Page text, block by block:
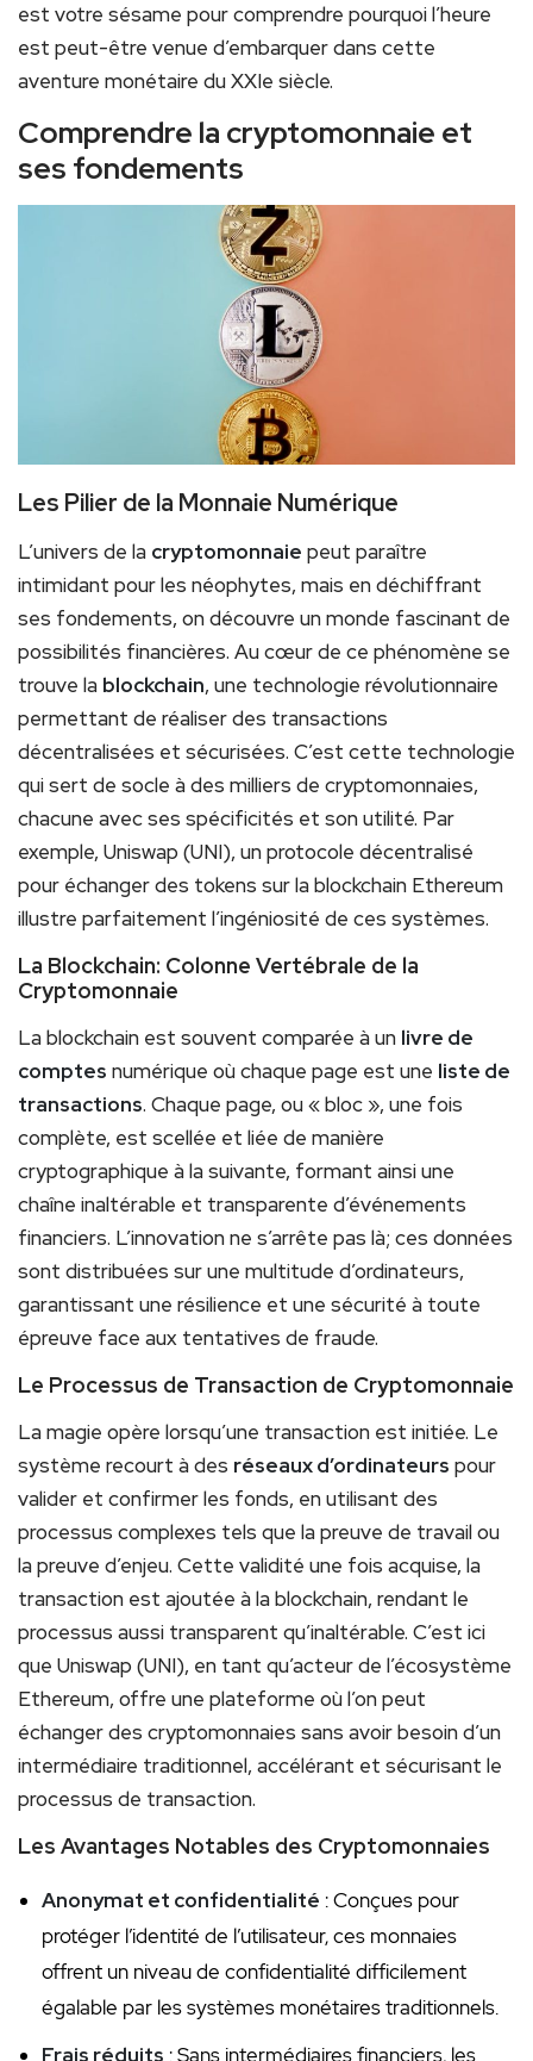
est votre sésame pour comprendre pourquoi l’heure
est peut-être venue d’embarquer dans cette
aventure monétaire du XXIe siècle.
Comprendre la cryptomonnaie et
ses fondements
Les Pilier de la Monnaie Numérique
L’univers de la cryptomonnaie peut paraître
intimidant pour les néophytes, mais en déchiffrant
ses fondements, on découvre un monde fascinant de
possibilités financières. Au cœur de ce phénomène se
trouve la blockchain, une technologie révolutionnaire
permettant de réaliser des transactions
décentralisées et sécurisées. C’est cette technologie
qui sert de socle à des milliers de cryptomonnaies,
chacune avec ses spécificités et son utilité. Par
exemple, Uniswap (UNI), un protocole décentralisé
pour échanger des tokens sur la blockchain Ethereum
illustre parfaitement l’ingéniosité de ces systèmes.
La Blockchain: Colonne Vertébrale de la
Cryptomonnaie
La blockchain est souvent comparée à un livre de
comptes numérique où chaque page est une liste de
transactions. Chaque page, ou « bloc », une fois
complète, est scellée et liée de manière
cryptographique à la suivante, formant ainsi une
chaîne inaltérable et transparente d’événements
financiers. L’innovation ne s’arrête pas là; ces données
sont distribuées sur une multitude d’ordinateurs,
garantissant une résilience et une sécurité à toute
épreuve face aux tentatives de fraude.
Le Processus de Transaction de Cryptomonnaie
La magie opère lorsqu’une transaction est initiée. Le
système recourt à des réseaux d’ordinateurs pour
valider et confirmer les fonds, en utilisant des
processus complexes tels que la preuve de travail ou
la preuve d’enjeu. Cette validité une fois acquise, la
transaction est ajoutée à la blockchain, rendant le
processus aussi transparent qu’inaltérable. C’est ici
que Uniswap (UNI), en tant qu’acteur de l’écosystème
Ethereum, offre une plateforme où l’on peut
échanger des cryptomonnaies sans avoir besoin d’un
intermédiaire traditionnel, accélérant et sécurisant le
processus de transaction.
Les Avantages Notables des Cryptomonnaies
Anonymat et confidentialité : Conçues pour
protéger l’identité de l’utilisateur, ces monnaies
offrent un niveau de confidentialité difficilement
égalable par les systèmes monétaires traditionnels.
Frais réduits : Sans intermédiaires financiers, les